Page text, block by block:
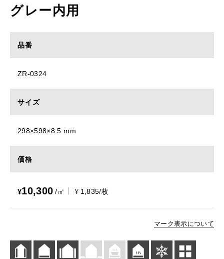
グレー内用
品番
ZR-0324
サイズ
298×598×8.5 mm
価格
¥10,300 /㎡ ￥1,835/枚
マーク表示について